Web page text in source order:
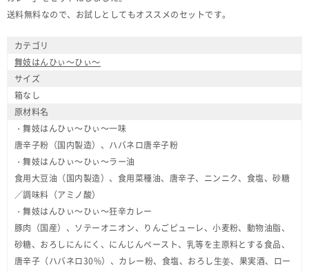
送料無料なので、お試しとしてもオススメのセットです。
カテゴリ
舞妓はんひぃ～ひぃ～
サイズ
箱なし
原材料名
・舞妓はんひぃ～ひぃ～一味
唐辛子粉（国内製造）、ハバネロ唐辛子粉
・舞妓はんひぃ～ひぃ～ラー油
食用大豆油（国内製造）、食用菜種油、唐辛子、ニンニク、食塩、砂糖
／調味料（アミノ酸）
・舞妓はんひぃ～ひぃ～狂辛カレー
豚肉（国産）、ソテーオニオン、りんごピューレ、小麦粉、動物油脂、
砂糖、おろしにんにく、にんじんペースト、乳等を主原料とする食品、
唐辛子（ハバネロ30%）、カレー粉、食塩、おろし生姜、果実酒、ロー